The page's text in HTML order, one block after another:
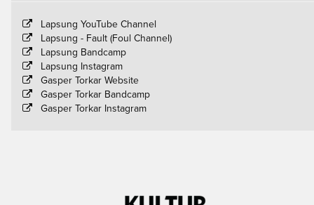
Lapsung YouTube Channel
Lapsung - Fault (Foul Channel)
Lapsung Bandcamp
Lapsung Instagram
Gasper Torkar Website
Gasper Torkar Bandcamp
Gasper Torkar Instagram